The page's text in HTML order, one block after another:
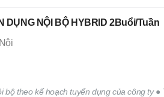
DỤNG NỘI BỘ HYBRID 2Buổi/Tuần
bộ theo kế hoạch tuyển dụng của công ty